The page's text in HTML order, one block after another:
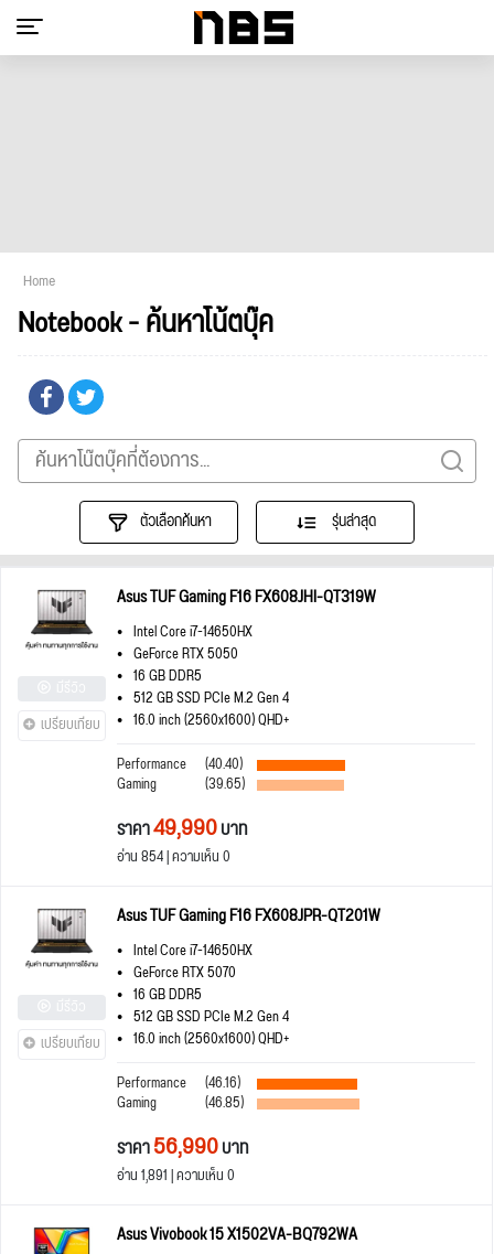
Home
Notebook - ค้นหาโน้ตบุ๊ค
ตัวเลือกค้นหา รุ่นล่าสุด
เปรียบเทียบ
Asus TUF Gaming F16 FX608JHI-QT319W
Intel Core i7-14650HX
GeForce RTX 5050
16 GB DDR5
512 GB SSD PCIe M.2 Gen 4
16.0 inch (2560x1600) QHD+
Performance
(40.40)
Gaming (39.65)
ราคา49,990บาท
อ่าน 854 | ความเห็น 0
เปรียบเทียบ
Asus TUF Gaming F16 FX608JPR-QT201W
Intel Core i7-14650HX
GeForce RTX 5070
16 GB DDR5
512 GB SSD PCIe M.2 Gen 4
16.0 inch (2560x1600) QHD+
Performance
(46.16)
Gaming (46.85)
ราคา56,990บาท
อ่าน 1,891 | ความเห็น 0
Asus Vivobook 15 X1502VA-BQ792WA